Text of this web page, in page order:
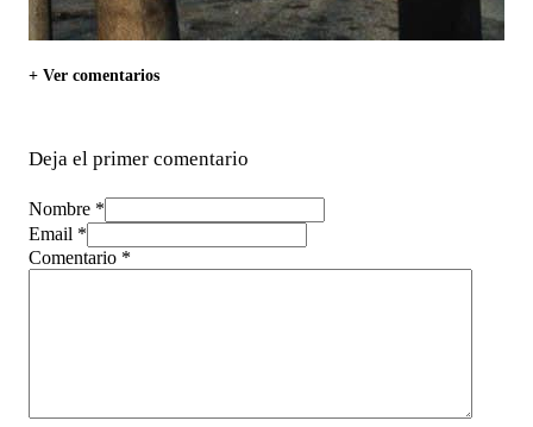
+ Ver comentarios
Deja el primer comentario
Nombre *
Email *
Comentario *